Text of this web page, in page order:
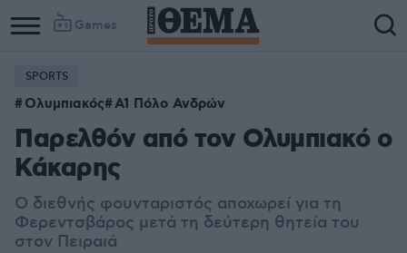
Games
Column
1
Column
2
SPORTS
Ολυμπιακός Α1 Πόλο Ανδρών
Παρελθόν από τον Ολυμπιακό ο
Κάκαρης
Ο διεθνής φουνταριστός αποχωρεί για τη
Φερεντσβάρος μετά τη δεύτερη θητεία του
στον Πειραιά